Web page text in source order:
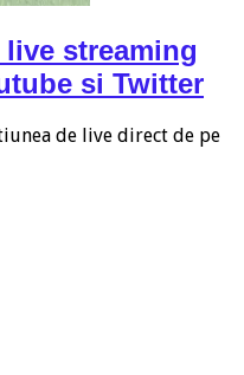
streaming
si Twitter
de live direct de pe